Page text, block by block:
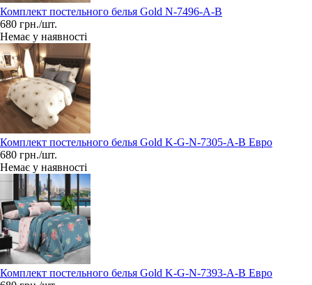
Комплект постельного белья Gold N-7496-A-B
680 грн./шт.
Немає у наявності
Комплект постельного белья Gold K-G-N-7305-A-B Евро
680 грн./шт.
Немає у наявності
Комплект постельного белья Gold K-G-N-7393-A-B Евро